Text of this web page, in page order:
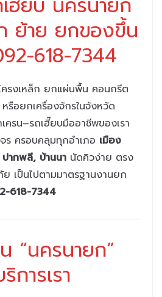
ย้าย ยกของขึ้น
618-7344
รงเหล็ก ยกแผ่นพื้น คอนกรีต
รือยกเครื่องจักรในจังหวัด
ครน–รถเฮี๊ยบมืออาชีพของเรา
ร ครอบคลุมทุกอำเภอ เมือง
ากพลี, บ้านนา นัดคิวง่าย ตรง
ย เป็นไปตามมาตรฐานงานยก
618-7344
“นครนายก”
การเรา